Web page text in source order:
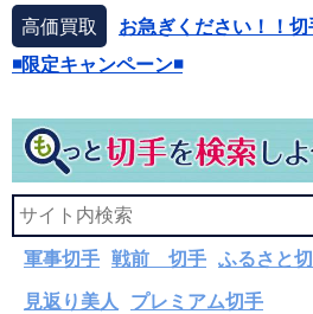
高価買取
お急ぎください！！
◾️限定キャンペーン◾️
軍事切手 戦前 切手 ふるさと
見返り美人 プレミアム切手